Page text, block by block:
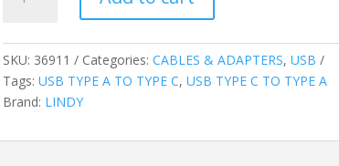
Gen
2,
Type
C
SKU: 36911 Categories: CABLES & ADAPTERS, USB
Tags: USB TYPE A TO TYPE C, USB TYPE C TO TYPE A
Brand: LINDY